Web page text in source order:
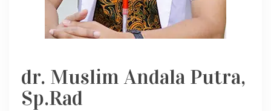
dr. Muslim Andala Putra,
Sp.Rad